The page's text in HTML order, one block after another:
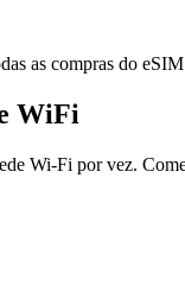
as compras do
WiFi
Wi-Fi por vez.